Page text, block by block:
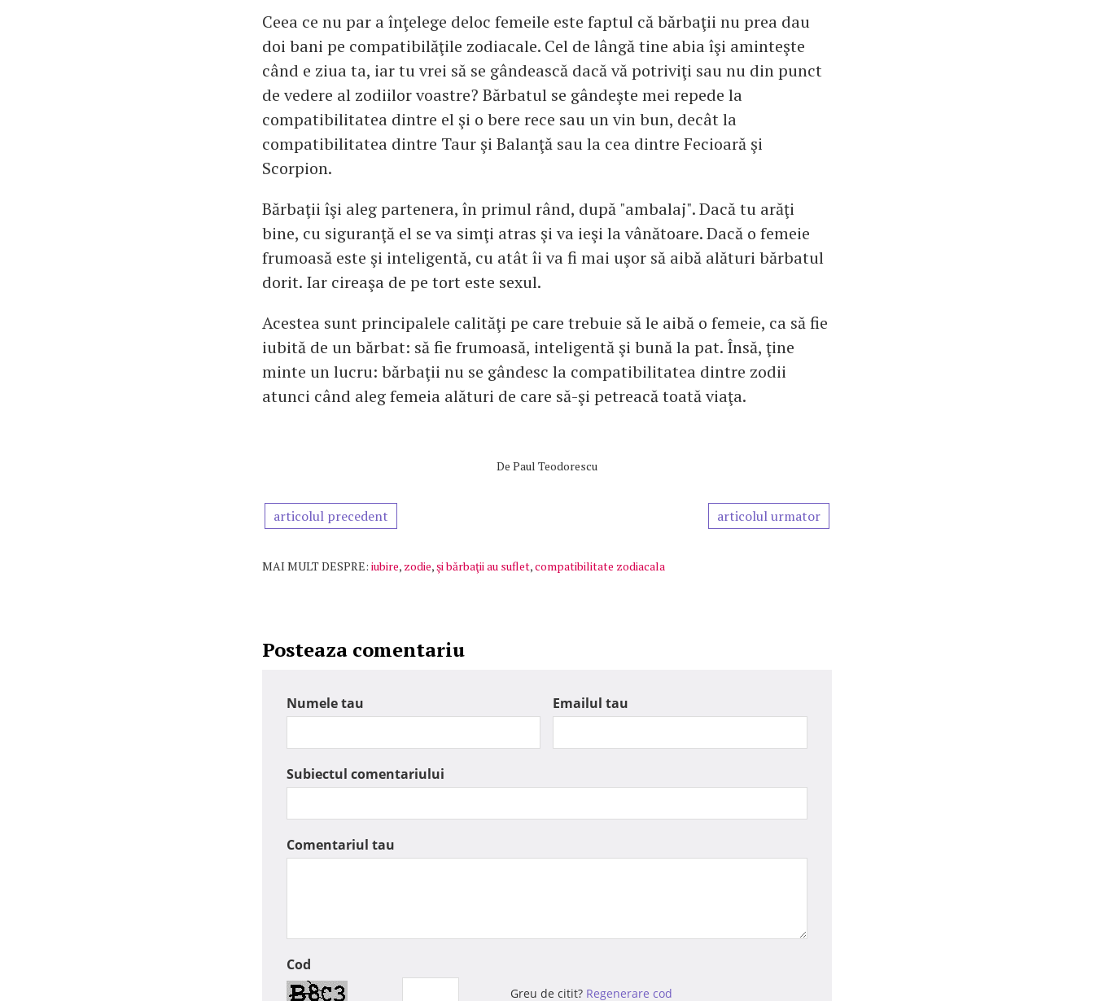
Ceea ce nu par a înţelege deloc femeile este faptul că bărbaţii nu prea dau
doi bani pe compatibilăţile zodiacale. Cel de lângă tine abia îşi aminteşte
când e ziua ta, iar tu vrei să se gândească dacă vă potriviţi sau nu din punct
de vedere al zodiilor voastre? Bărbatul se gândeşte mei repede la
compatibilitatea dintre el şi o bere rece sau un vin bun, decât la
compatibilitatea dintre Taur şi Balanţă sau la cea dintre Fecioară şi
Scorpion.
Bărbaţii îşi aleg partenera, în primul rând, după "ambalaj". Dacă tu arăţi
bine, cu siguranţă el se va simţi atras şi va ieşi la vânătoare. Dacă o femeie
frumoasă este şi inteligentă, cu atât îi va fi mai uşor să aibă alături bărbatul
dorit. Iar cireaşa de pe tort este sexul.
Acestea sunt principalele calităţi pe care trebuie să le aibă o femeie, ca să fie
iubită de un bărbat: să fie frumoasă, inteligentă şi bună la pat. Însă, ţine
minte un lucru: bărbaţii nu se gândesc la compatibilitatea dintre zodii
atunci când aleg femeia alături de care să-şi petreacă toată viaţa.
De Paul Teodorescu
articolul precedent articolul urmator
MAI MULT DESPRE: iubire, zodie,şi bărbaţii au suflet,compatibilitate zodiacala
Posteaza comentariu
Numele tau Emailul tau
Subiectul comentariului
Comentariul tau
Cod
Greu de citit? Regenerare cod